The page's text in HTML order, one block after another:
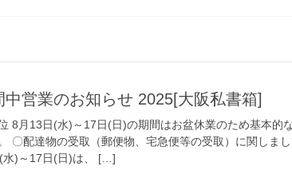
中営業のお知らせ 2025[大阪私書箱]
8月13日(水)～17日(日)の期間はお盆休業のため基本的
〇配達物の受取（郵便物、宅急便等の受取）に関しま
水)～17日(日)は、 […]